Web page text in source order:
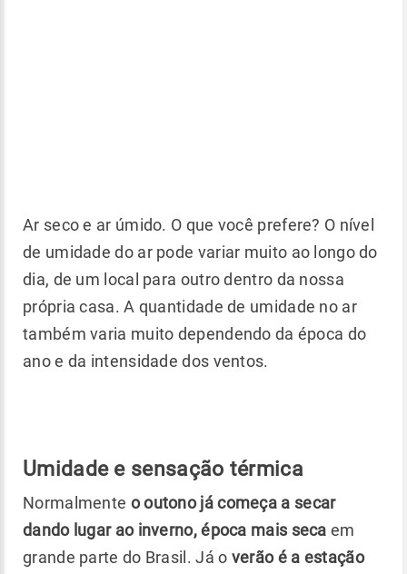
Ar seco e ar úmido. O que você prefere? O nível
de umidade do ar pode variar muito ao longo do
dia, de um local para outro dentro da nossa
própria casa. A quantidade de umidade no ar
também varia muito dependendo da época do
ano e da intensidade dos ventos.
Umidade e sensação térmica
Normalmente o outono já começa a secar
dando lugar ao inverno, época mais seca em
grande parte do Brasil. Já o verão é a estação